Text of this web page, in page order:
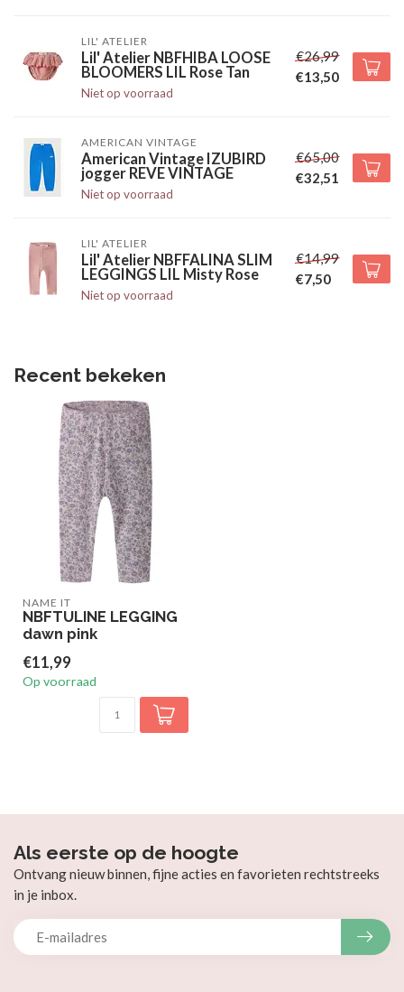
LIL' ATELIER
Lil' Atelier NBFHIBA LOOSE
BLOOMERS LIL Rose Tan
Niet op voorraad
€26,99
€13,50
AMERICAN VINTAGE
American Vintage IZUBIRD
jogger REVE VINTAGE
Niet op voorraad
€65,00
€32,51
LIL' ATELIER
Lil' Atelier NBFFALINA SLIM
LEGGINGS LIL Misty Rose
Niet op voorraad
€14,99
€7,50
Recent bekeken
NAME IT
NBFTULINE LEGGING
dawn pink
€11,99
Op voorraad
Als eerste op de hoogte
Ontvang nieuw binnen, fijne acties en favorieten rechtstreeks
in je inbox.